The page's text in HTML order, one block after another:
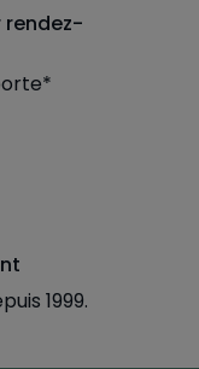
rendez-
1999.